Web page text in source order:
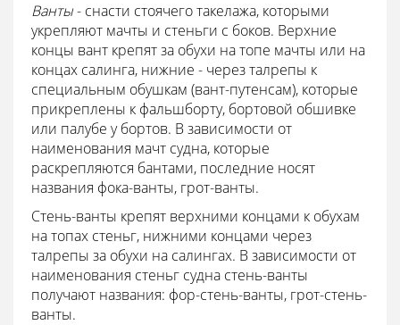
Ванты- снасти стоячего такелажа, которыми
укрепляют мачты и стеньги с боков. Верхние
концы вант крепят за обухи на топе мачты или на
концах салинга, нижние - через талрепы к
специальным обушкам (вант-путенсам), которые
прикреплены к фальшборту, бортовой обшивке
или палубе у бортов. В зависимости от
наименования мачт судна, которые
раскрепляются бантами, последние носят
названия фока-ванты, грот-ванты.
Стень-ванты крепят верхними концами к обухам
на топах стеньг, нижними концами через
талрепы за обухи на салингах. В зависимости от
наименования стеньг судна стень-ванты
получают названия: фор-стень-ванты, грот-стень-
ванты.